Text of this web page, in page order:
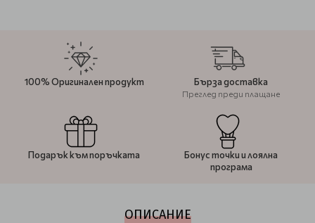
100% Оригинален продукт Бърза доставка
Преглед преди плащане
Подарък към поръчката
Бонус точки и лоялна
програма
ОПИСАНИЕ